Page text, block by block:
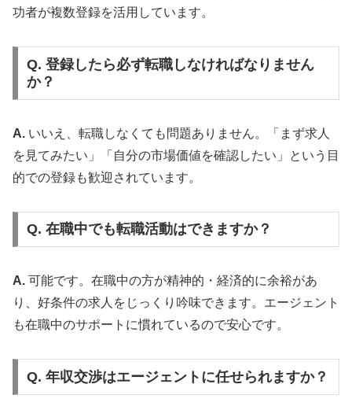
功者が複数登録を活用しています。
Q. 登録したら必ず転職しなければなりません
か？
A. いいえ、転職しなくても問題ありません。「まず求人
を見てみたい」「自分の市場価値を確認したい」という目
的での登録も歓迎されています。
Q. 在職中でも転職活動はできますか？
A. 可能です。在職中の方が精神的・経済的に余裕があ
り、好条件の求人をじっくり吟味できます。エージェント
も在職中のサポートに慣れているので安心です。
Q. 年収交渉はエージェントに任せられますか？